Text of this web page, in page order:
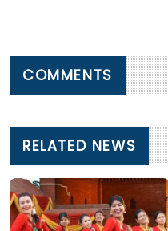
COMMENTS
RELATED NEWS